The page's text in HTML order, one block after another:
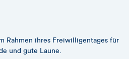
Rahmen ihres Freiwilligentages für
und gute Laune.